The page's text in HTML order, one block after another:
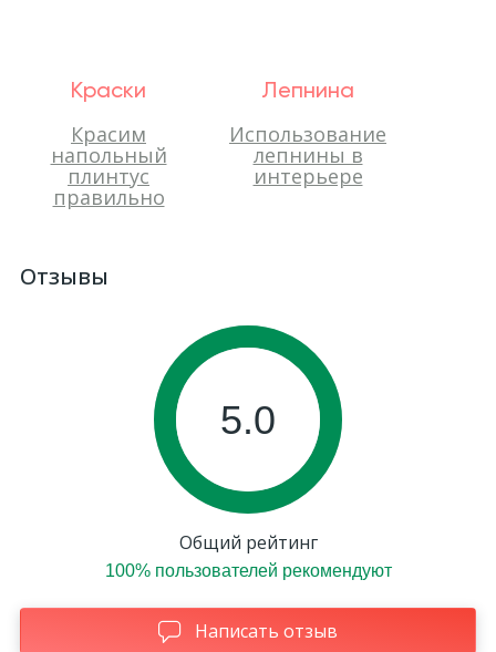
Краски
Красим
напольный
плинтус
правильно
Лепнина
Использование
лепнины в
интерьере
Отзывы
5.0
Общий рейтинг
100% пользователей рекомендуют
Написать отзыв